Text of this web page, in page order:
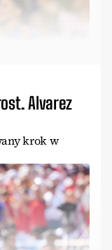
Alvarez
krok w